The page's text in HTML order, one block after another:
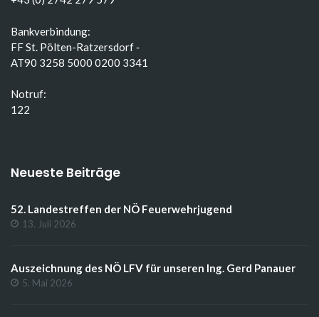
Bankverbindung:
FF St. Pölten-Ratzersdorf ‑
AT90 3258 5000 0200 3341
Notruf:
122
Neueste Beiträge
52. Landestreffen der NÖ Feuerwehrjugend
13. Juli 2026
Auszeichnung des NÖ LFV für unseren Ing. Gerd Panauer
5. Mai 2026